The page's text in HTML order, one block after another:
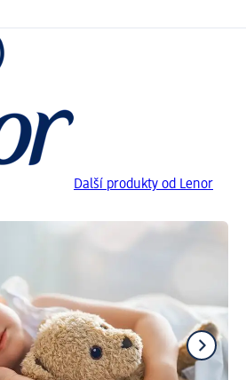
Další produkty od Lenor